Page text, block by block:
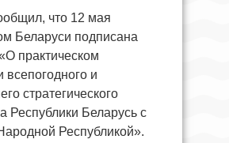
что 12 мая
Беларуси подписана
практическом
всепогодного и
стратегического
Республики Беларусь с
Республикой».